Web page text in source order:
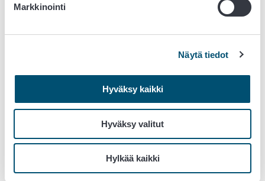
Markkinointi
Näytä tiedot
Hyväksy kaikki
Hyväksy valitut
Hylkää kaikki
yleisesti. Etenkin siipikarjan
määrin vastustuskykyä ihmisten hoidon kannalta kriittisen
tärkeille antibiooteille kolistiinille, atsitromysiinille ja
kolmannen polven kefalosporiineille. Sen sijaan
siprofloksasiiniresistenssi oli eläimillä Euroopassa
yleisempää ja sitä esiintyi eniten broilereilla ja kalkkunoilla,
Suomessa vuonna 2021 tutkituista sikojen
kannoista 78 % oli herkkiä kaikille tutkituille